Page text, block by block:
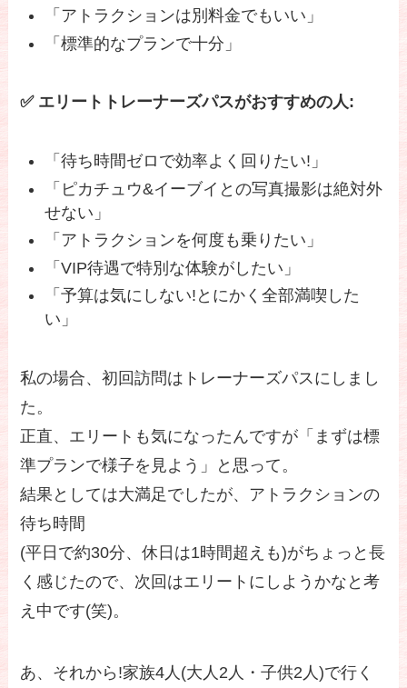
「アトラクションは別料金でもいい」
「標準的なプランで十分」
✅ エリートトレーナーズパスがおすすめの人:
「待ち時間ゼロで効率よく回りたい!」
「ピカチュウ&イーブイとの写真撮影は絶対外
せない」
「アトラクションを何度も乗りたい」
「VIP待遇で特別な体験がしたい」
「予算は気にしない!とにかく全部満喫した
い」
私の場合、初回訪問はトレーナーズパスにしまし
た。
正直、エリートも気になったんですが「まずは標
準プランで様子を見よう」と思って。
結果としては大満足でしたが、アトラクションの
待ち時間
(平日で約30分、休日は1時間超えも)がちょっと長
く感じたので、次回はエリートにしようかなと考
え中です(笑)。
あ、それから!家族4人(大人2人・子供2人)で行く